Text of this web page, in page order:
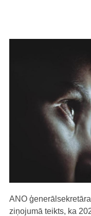
ANO
ziņojumā teikts, ka